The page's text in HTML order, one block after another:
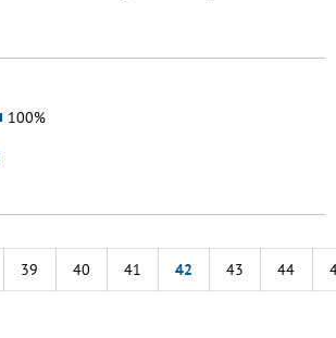
100%
39 40 41 42 43 44